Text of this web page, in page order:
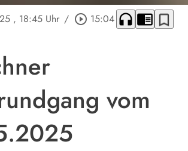
, 18:45 Uhr / play_circle_outline 15:04 headphones chrome_reader_mode bookmark_border
vom